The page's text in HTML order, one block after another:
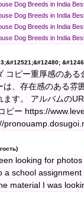
Dog Breeds in India
Dog Breeds in India
Dog Breeds in India
Dog Breeds in India
コピー重厚感のあ
は、存在感のある雰
ます。 アルバムの
ピー https://
looking for
a school
material I was